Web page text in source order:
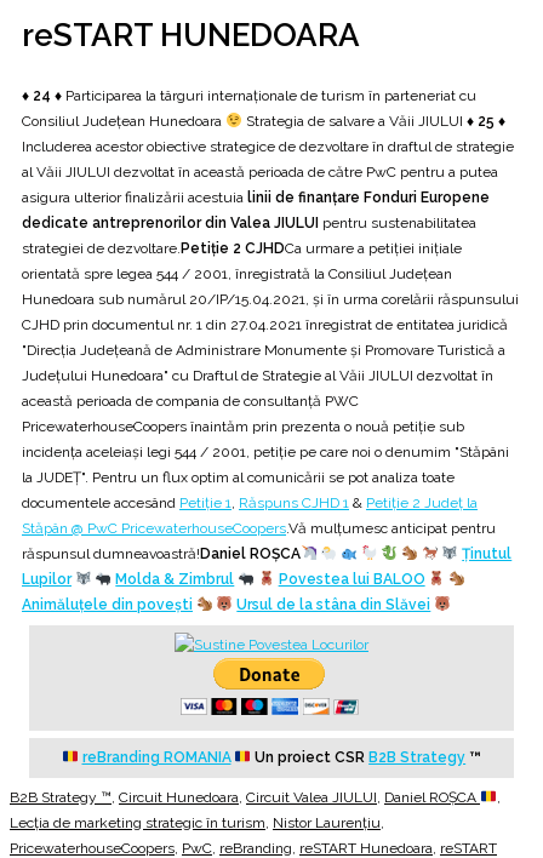
reSTART HUNEDOARA
♦ 24 ♦ Participarea la târguri internaționale de turism în parteneriat cu
Consiliul Județean Hunedoara
Strategia de salvare a Văii JIULUI ♦ 25 ♦
Includerea acestor obiective strategice de dezvoltare în draftul de strategie
al Văii JIULUI dezvoltat în această perioada de către PwC pentru a putea
asigura ulterior finalizării acestuia linii de finanțare Fonduri Europene
dedicate antreprenorilor din Valea JIULUI pentru sustenabilitatea
strategiei de dezvoltare.Petiție 2 CJHDCa urmare a petiției inițiale
orientată spre legea 544 / 2001, înregistrată la Consiliul Județean
Hunedoara sub numărul 20/IP/15.04.2021, și în urma corelării răspunsului
CJHD prin documentul nr. 1 din 27.04.2021 înregistrat de entitatea juridică
"Direcția Județeană de Administrare Monumente și Promovare Turistică a
Județului Hunedoara" cu Draftul de Strategie al Văii JIULUI dezvoltat în
această perioada de compania de consultanță PWC
PricewaterhouseCoopers înaintăm prin prezenta o nouă petiție sub
incidența aceleiași legi 544 / 2001, petiție pe care noi o denumim "Stăpâni
la JUDEȚ". Pentru un flux optim al comunicării se pot analiza toate
documentele accesând Petiție 1, Răspuns CJHD 1 & Petiție 2 Județ la
Stăpân @ PwC PricewaterhouseCoopers.Vă mulțumesc anticipat pentru
răspunsul dumneavoastră!Daniel ROȘCA
Ținutul
Lupilor
Molda & Zimbrul
Povestea lui BALOO
Animăluțele din povești
Ursul de la stâna din Slăvei
reBranding ROMANIA Un proiect CSRB2B Strategy ™
B2B Strategy ™, Circuit Hunedoara, Circuit Valea JIULUI, Daniel ROȘCA
,
Lecția de marketing strategic în turism, Nistor Laurențiu,
PricewaterhouseCoopers, PwC, reBranding, reSTART Hunedoara, reSTART